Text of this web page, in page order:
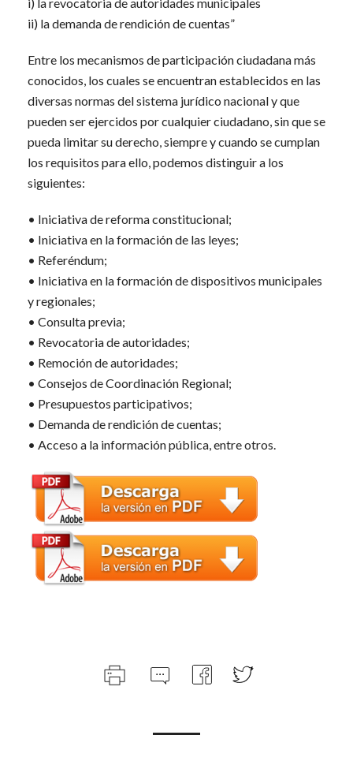
ii) la demanda de rendición de cuentas”
Entre los mecanismos de participación ciudadana más
conocidos, los cuales se encuentran establecidos en las
diversas normas del sistema jurídico nacional y que
pueden ser ejercidos por cualquier ciudadano, sin que se
pueda limitar su derecho, siempre y cuando se cumplan
los requisitos para ello, podemos distinguir a los
siguientes:
• Iniciativa de reforma constitucional;
• Iniciativa en la formación de las leyes;
• Referéndum;
• Iniciativa en la formación de dispositivos municipales
y regionales;
• Consulta previa;
• Revocatoria de autoridades;
• Remoción de autoridades;
• Consejos de Coordinación Regional;
• Presupuestos participativos;
• Demanda de rendición de cuentas;
• Acceso a la información pública, entre otros.